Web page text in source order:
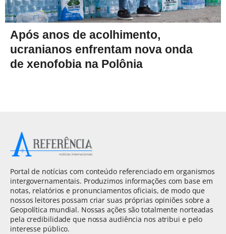
Após anos de acolhimento,
ucranianos enfrentam nova onda
de xenofobia na Polônia
Portal de notícias com conteúdo referenciado em organismos
intergovernamentais. Produzimos informações com base em
notas, relatórios e pronunciamentos oficiais, de modo que
nossos leitores possam criar suas próprias opiniões sobre a
Geopolítica mundial. Nossas ações são totalmente norteadas
pela credibilidade que nossa audiência nos atribui e pelo
interesse público.